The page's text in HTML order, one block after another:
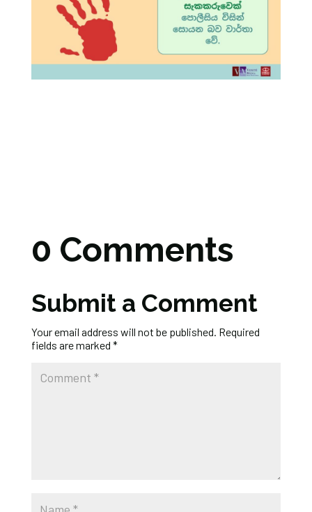
0 Comments
Submit a Comment
Your email address will not be published. Required
fields are marked *